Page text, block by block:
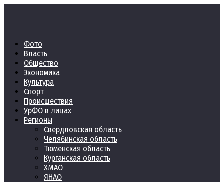
Фото
Власть
Общество
Экономика
Культура
Спорт
Происшествия
УрФО в лицах
Регионы
Свердловская область
Челябинская область
Тюменская область
Курганская область
ХМАО
ЯНАО